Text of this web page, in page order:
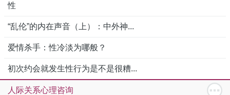
性
“乱伦”的内在声音（上）：中外神...
爱情杀手：性冷淡为哪般？
初次约会就发生性行为是不是很糟...
人际关系心理咨询